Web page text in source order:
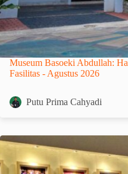
Museum Basoeki Abdullah:
Fasilitas - Agustus 2026
Putu Prima Cahyadi